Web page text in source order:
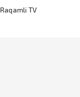
Raqamli TV